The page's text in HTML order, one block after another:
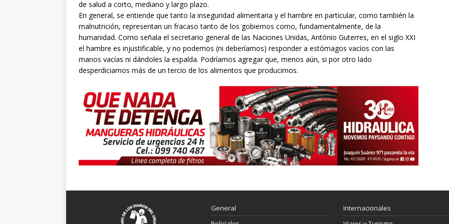
de salud a corto, mediano y largo plazo.
En general, se entiende que tanto la inseguridad alimentaria y el hambre en particular, como también la
malnutrición, representan un fracaso tanto de los gobiernos como, fundamentalmente, de la
humanidad. Como señala el secretario general de las Naciones Unidas, António Guterres, en el siglo XXI
el hambre es injustificable, y no podemos (ni deberíamos) responder a estómagos vacíos con las
manos vacías ni dándoles la espalda. Podríamos agregar que, menos aún, si por otro lado
desperdiciamos más de un tercio de los alimentos que producimos.
General
Internacionales